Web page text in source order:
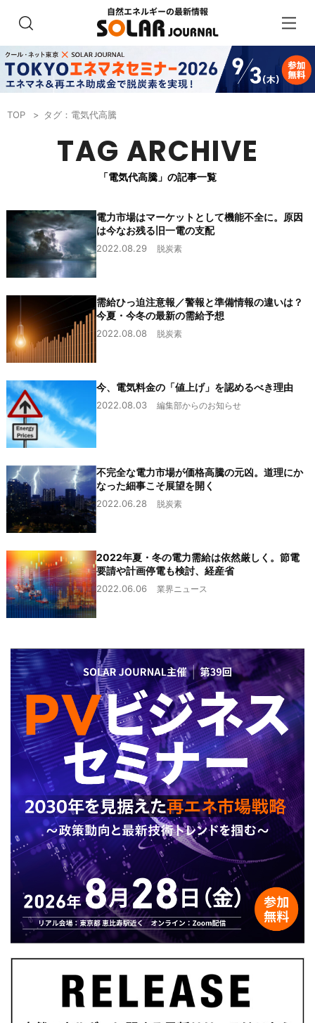
TOP タグ：電気代高騰
TAG ARCHIVE
「電気代高騰」の記事一覧
電力市場はマーケットとして機能不全に。原因
は今なお残る旧一電の支配
2022.08.29 脱炭素
需給ひっ迫注意報／警報と準備情報の違いは？
今夏・今冬の最新の需給予想
2022.08.08 脱炭素
今、電気料金の「値上げ」を認めるべき理由
2022.08.03 編集部からのお知らせ
不完全な電力市場が価格高騰の元凶。道理にか
なった細事こそ展望を開く
2022.06.28 脱炭素
2022年夏・冬の電力需給は依然厳しく。節電
要請や計画停電も検討、経産省
2022.06.06 業界ニュース